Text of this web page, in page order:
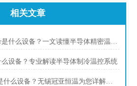
相关文章
半导体测试冷板chiller是什么设备？一文读懂半导体精密温控装备
设备？专业解读半导体制冷温控系统
冷板控温系统chiller 是什么设备？无锡冠亚恒温为您详解半导体制冷核心技术